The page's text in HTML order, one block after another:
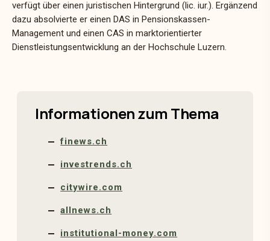
verfügt über einen juristischen Hintergrund (lic. iur.). Ergänzend
dazu absolvierte er einen DAS in Pensionskassen-
Management und einen CAS in marktorientierter
Dienstleistungsentwicklung an der Hochschule Luzern.
Informationen zum Thema
finews.ch
investrends.ch
citywire.com
allnews.ch
institutional-money.com